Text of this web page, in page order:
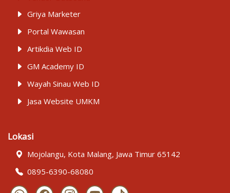
Griya Marketer
Portal Wawasan
Artikdia Web ID
GM Academy ID
Wayah Sinau Web ID
Jasa Website UMKM
Lokasi
Mojolangu, Kota Malang, Jawa Timur 65142
0895-6390-68080